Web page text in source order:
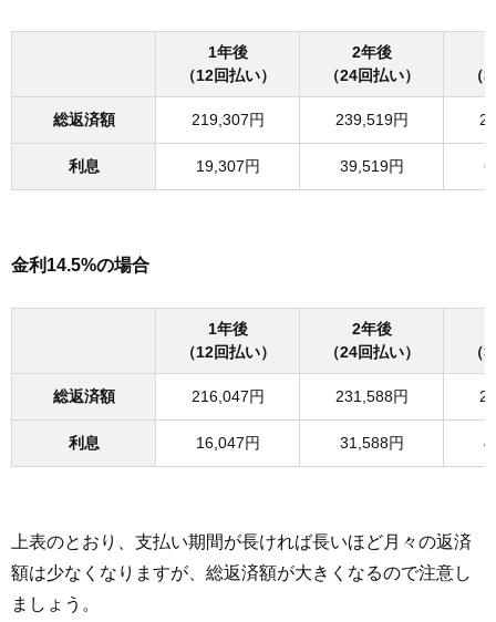
1年後
（12回払い）
2年後
（24回払い）
（
総返済額 219,307円 239,519円
利息 19,307円 39,519円
金利14.5%の場合
1年後
（12回払い）
2年後
（24回払い）
（
総返済額 216,047円 231,588円
利息 16,047円 31,588円
上表のとおり、支払い期間が長ければ長いほど月々の返済
額は少なくなりますが、総返済額が大きくなるので注意し
ましょう。